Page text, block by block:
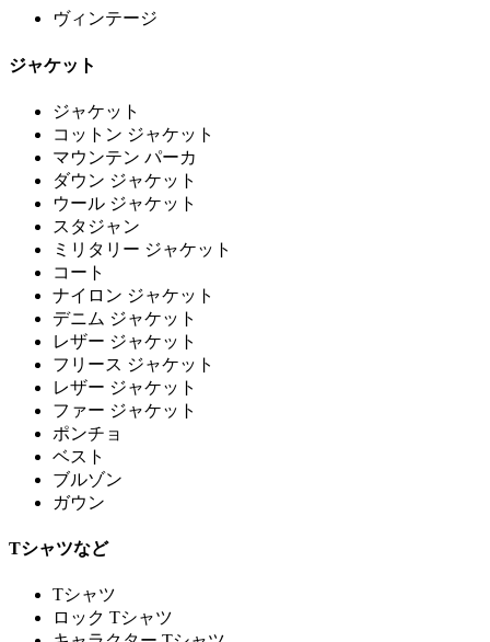
ヴィンテージ
ジャケット
ジャケット
コットン ジャケット
マウンテン パーカ
ダウン ジャケット
ウール ジャケット
スタジャン
ミリタリー ジャケット
コート
ナイロン ジャケット
デニム ジャケット
レザー ジャケット
フリース ジャケット
レザー ジャケット
ファー ジャケット
ポンチョ
ベスト
ブルゾン
ガウン
Tシャツなど
Tシャツ
ロック Tシャツ